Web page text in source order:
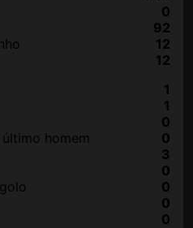
0
92
12
12
1
1
0
homem
0
3
0
0
0
0